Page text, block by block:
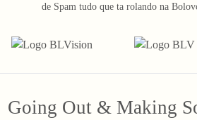
de Spam tudo que ta rolando na
Going Out & Making